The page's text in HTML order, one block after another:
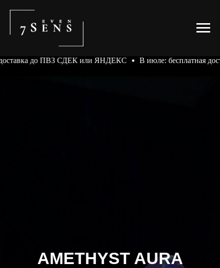
СДЕК или ЯНДЕКС В июле: бесплатная доставка до
AMETHYST AURA